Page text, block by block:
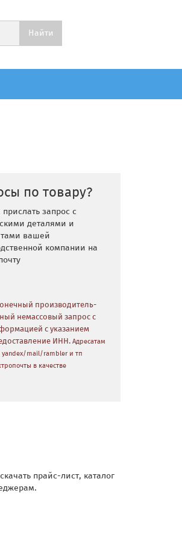
по товару?
запрос с
деталями и
вашей
компании на
производитель-
немассовый запрос с
с указанием
ИНН. Адресатам
yandex/mail/rambler и тп
в качестве
прайс-лист, каталог